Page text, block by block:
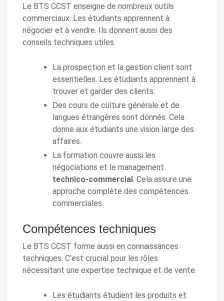
Le BTS CCST enseigne de nombreux outils
commerciaux. Les étudiants apprennent à
négocier et à vendre. Ils donnent aussi des
conseils techniques utiles.
La prospection et la gestion client sont
essentielles. Les étudiants apprennent à
trouver et garder des clients.
Des cours de culture générale et de
langues étrangères sont donnés. Cela
donne aux étudiants une vision large des
affaires.
La formation couvre aussi les
négociations et le management
technico-commercial. Cela assure une
approche complète des compétences
commerciales.
Compétences techniques
Le BTS CCST forme aussi en connaissances
techniques. C’est crucial pour les rôles
nécessitant une expertise technique et de vente.
Les étudiants étudient les produits et